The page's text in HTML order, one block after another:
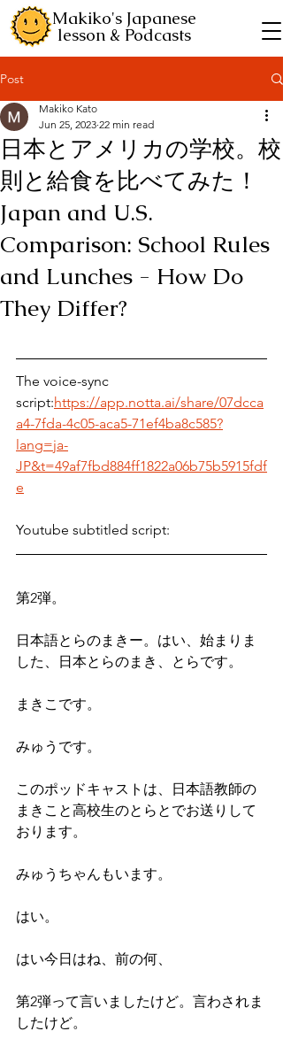
Makiko's Japanese
lesson & Podcasts
Post
日本とアメリカの学校。校
則と給食を比べてみた！
Japan and U.S.
Comparison: School Rules
and Lunches - How Do
They Differ?
Makiko Kato
Jun 25, 2023 22 min read
The voice-sync
script:https://app.notta.ai/share/07dcca
a4-7fda-4c05-aca5-71ef4ba8c585?
lang=ja-
JP&t=49af7fbd884ff1822a06b75b5915fdf
e
Youtube subtitled script:
第2弾。
日本語とらのまきー。はい、始まりま
した、日本とらのまき、とらです。
まきこです。
みゅうです。
このポッドキャストは、日本語教師の
まきこと高校生のとらとでお送りして
おります。
みゅうちゃんもいます。
はい。
はい今日はね、前の何、
第2弾って言いましたけど。言わされま
したけど。